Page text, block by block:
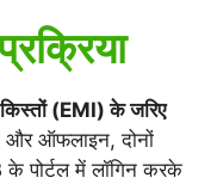
(EMI) के जरिए
और ऑफलाइन, दोनों
के पोर्टल में लॉगिन करके